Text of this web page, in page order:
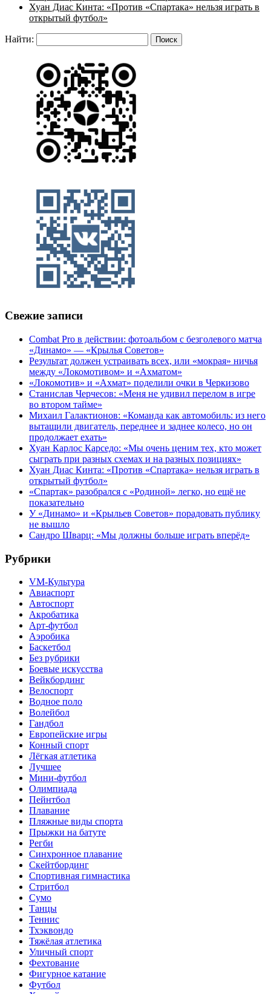
Хуан Диас Кинта: «Против «Спартака» нельзя играть в
открытый футбол»
Найти:
Свежие записи
Combat Pro в действии: фотоальбом с безголевого матча
«Динамо» — «Крылья Советов»
Результат должен устраивать всех, или «мокрая» ничья
между «Локомотивом» и «Ахматом»
«Локомотив» и «Ахмат» поделили очки в Черкизово
Станислав Черчесов: «Меня не удивил перелом в игре
во втором тайме»
Михаил Галактионов: «Команда как автомобиль: из него
вытащили двигатель, переднее и заднее колесо, но он
продолжает ехать»
Хуан Карлос Карседо: «Мы очень ценим тех, кто может
сыграть при разных схемах и на разных позициях»
Хуан Диас Кинта: «Против «Спартака» нельзя играть в
открытый футбол»
«Спартак» разобрался с «Родиной» легко, но ещё не
показательно
У «Динамо» и «Крыльев Советов» порадовать публику
не вышло
Сандро Шварц: «Мы должны больше играть вперёд»
Рубрики
VM-Культура
Авиаспорт
Автоспорт
Акробатика
Арт-футбол
Аэробика
Баскетбол
Без рубрики
Боевые искусства
Вейкбординг
Велоспорт
Водное поло
Волейбол
Гандбол
Европейские игры
Конный спорт
Лёгкая атлетика
Лучшее
Мини-футбол
Олимпиада
Пейнтбол
Плавание
Пляжные виды спорта
Прыжки на батуте
Регби
Синхронное плавание
Скейтбординг
Спортивная гимнастика
Стритбол
Сумо
Танцы
Теннис
Тхэквондо
Тяжёлая атлетика
Уличный спорт
Фехтование
Фигурное катание
Футбол